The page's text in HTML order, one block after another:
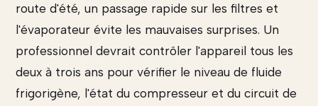
route d'été, un passage rapide sur les filtres et
l'évaporateur évite les mauvaises surprises. Un
professionnel devrait contrôler l'appareil tous les
deux à trois ans pour vérifier le niveau de fluide
frigorigène, l'état du compresseur et du circuit de